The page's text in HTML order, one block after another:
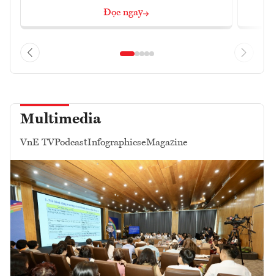
Đọc ngay
Multimedia
VnE TVPodcastInfographicseMagazine